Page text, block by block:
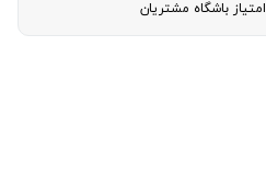
امتیاز باشگاه مشتریان